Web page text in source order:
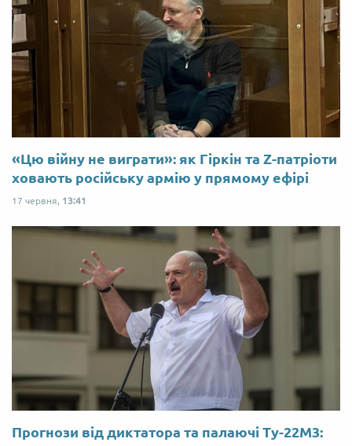
«Цю війну не виграти»: як Гіркін та Z-патріоти
ховають російську армію у прямому ефірі
17 червня, 13:41
Прогнози від диктатора та палаючі Ту-22М3: